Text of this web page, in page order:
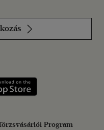
Szerezd meg: Google
Program